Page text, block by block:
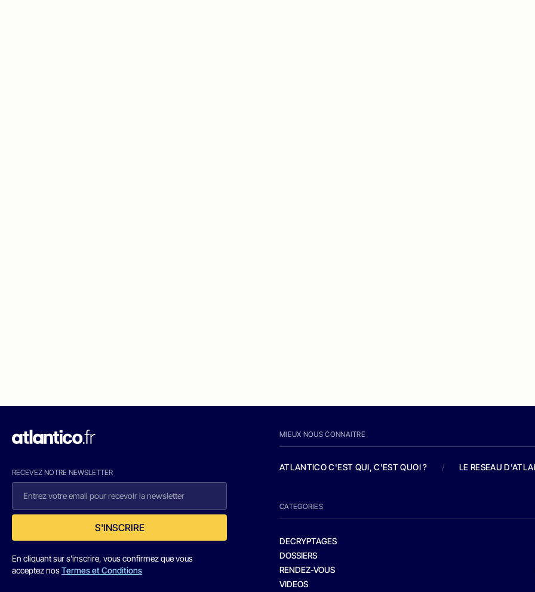
RECEVEZ NOTRE NEWSLETTER
S'INSCRIRE
En cliquant sur s'inscrire, vous confirmez que vous
acceptez nosTermes et Conditions
MIEUX NOUS CONNAITRE
ATLANTICO C'EST QUI, C'EST QUOI ? / LE RESEAU
CATEGORIES
DECRYPTAGES
DOSSIERS
RENDEZ-VOUS
VIDEOS